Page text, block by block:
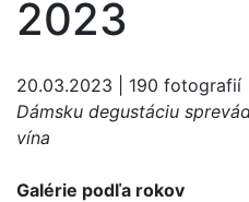
2023
20.03.2023 | 190 fotografií
Dámsku degustáciu
vína
Galérie podľa rokov